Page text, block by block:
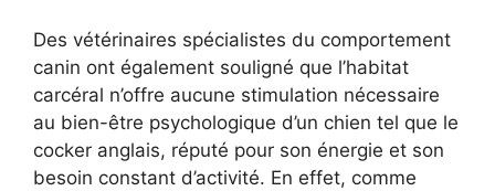
Des vétérinaires spécialistes du comportement
canin ont également souligné que l’habitat
carcéral n’offre aucune stimulation nécessaire
au bien-être psychologique d’un chien tel que le
cocker anglais, réputé pour son énergie et son
besoin constant d’activité. En effet, comme